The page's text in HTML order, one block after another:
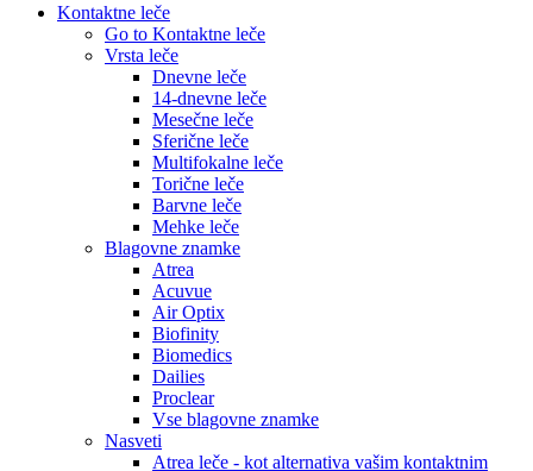
Kontaktne leče
Go to Kontaktne leče
Vrsta leče
Dnevne leče
14-dnevne leče
Mesečne leče
Sferične leče
Multifokalne leče
Torične leče
Barvne leče
Mehke leče
Blagovne znamke
Atrea
Acuvue
Air Optix
Biofinity
Biomedics
Dailies
Proclear
Vse blagovne znamke
Nasveti
Atrea leče - kot alternativa vašim kontaktnim